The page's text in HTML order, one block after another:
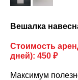
Вешалка
Стоимость
дней): 450 ₽
Максимум